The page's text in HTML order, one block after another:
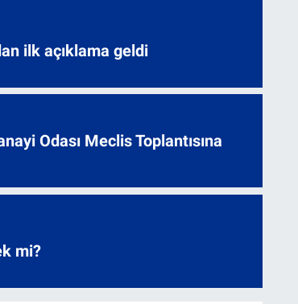
ilk açıklama geldi
Odası Meclis Toplantısına
mi?